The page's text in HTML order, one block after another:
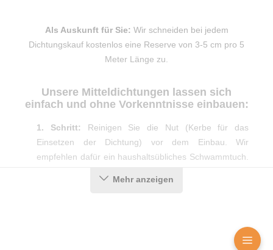
Als Auskunft für Sie: Wir schneiden bei jedem
Dichtungskauf kostenlos eine Reserve von 3-5 cm pro 5
Meter Länge zu.
Unsere Mitteldichtungen lassen sich
einfach und ohne Vorkenntnisse einbauen:
1. Schritt:
Reinigen Sie die Nut (Kerbe für das
Einsetzen der Dichtung) vor dem Einbau. Wir
empfehlen dafür ein haushaltsübliches Schwammtuch.
durch die Nut fahren, um Holzspäne oder anderweitige
Dichtungsprofil sachte und ohne es zu überdehnen (z.
B. durch Auseinanderziehen der Dichtung) oder zu
Mehr anzeigen